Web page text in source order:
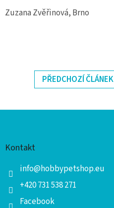
Zuzana Zvěřinová, Brno
PŘEDCHOZÍ ČLÁNEK
Z
pKontakt
info@hobbypetshop.eu
+420 731 538 271
Facebook